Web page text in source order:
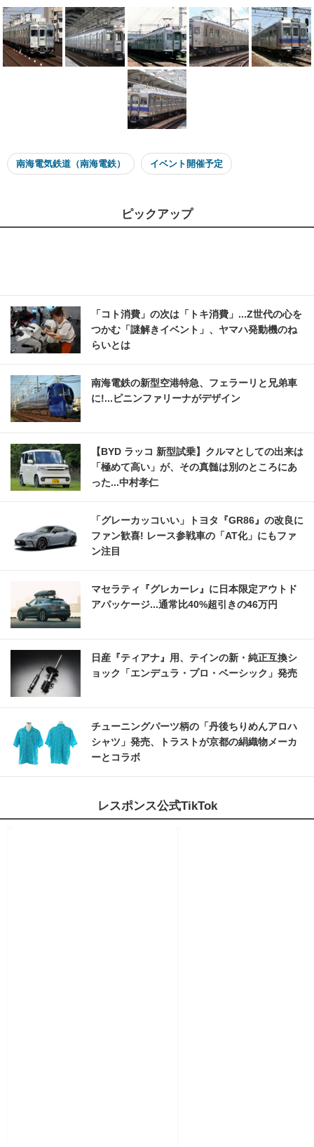
南海電気鉄道（南海電鉄） イベント開催予定
ピックアップ
「コト消費」の次は「トキ消費」...Z世代の心を
つかむ「謎解きイベント」、ヤマハ発動機のね
らいとは
南海電鉄の新型空港特急、フェラーリと兄弟車
に!...ピニンファリーナがデザイン
【BYD ラッコ 新型試乗】クルマとしての出来は
「極めて高い」が、その真髄は別のところにあ
った...中村孝仁
「グレーカッコいい」トヨタ『GR86』の改良に
ファン歓喜! レース参戦車の「AT化」にもファ
ン注目
マセラティ『グレカーレ』に日本限定アウトド
アパッケージ...通常比40%超引きの46万円
日産『ティアナ』用、テインの新・純正互換シ
ョック「エンデュラ・プロ・ベーシック」発売
チューニングパーツ柄の「丹後ちりめんアロハ
シャツ」発売、トラストが京都の絹織物メーカ
ーとコラボ
レスポンス公式TikTok